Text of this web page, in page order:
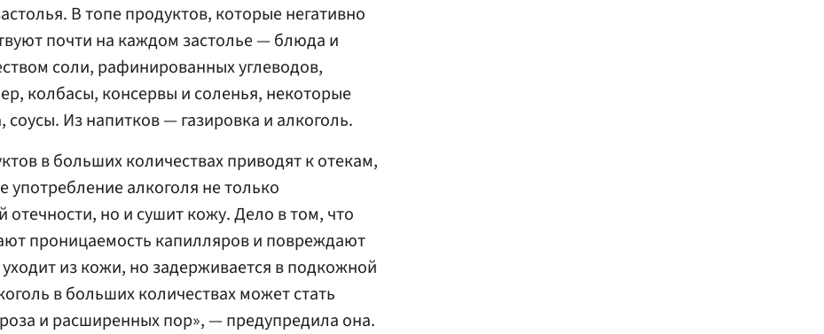
В топе продуктов, которые негативно
почти на каждом застолье — блюда и
соли, рафинированных углеводов,
колбасы, консервы и соленья, некоторые
Из напитков — газировка и алкоголь.
в больших количествах приводят к отекам,
алкоголя не только
отечности, но и сушит кожу. Дело в том, что
проницаемость капилляров и повреждают
из кожи, но задерживается в подкожной
в больших количествах может стать
и расширенных пор», — предупредила она.